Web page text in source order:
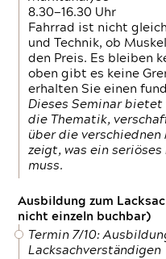
8.30—16.30 Uhr
Fahrrad ist nicht
und Technik, ob
den Preis. Es bleiben
oben gibt es keine
erhalten Sie einen
Dieses Seminar
die Thematik,
über die verschiednen
zeigt, was ein
muss.
Ausbildung zum
nicht einzeln buchbar)
Termin 7/10:
Lacksachverständigen